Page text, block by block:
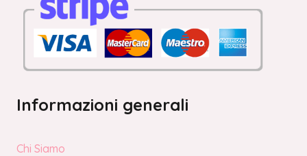
Informazioni generali
Chi Siamo